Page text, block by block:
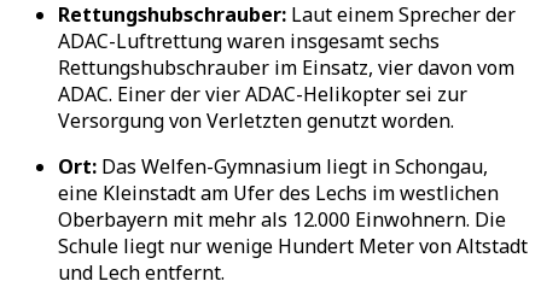
Rettungshubschrauber: Laut einem Sprecher der
ADAC-Luftrettung waren insgesamt sechs
Rettungshubschrauber im Einsatz, vier davon vom
ADAC. Einer der vier ADAC-Helikopter sei zur
Versorgung von Verletzten genutzt worden.
Ort: Das Welfen-Gymnasium liegt in Schongau,
eine Kleinstadt am Ufer des Lechs im westlichen
Oberbayern mit mehr als 12.000 Einwohnern. Die
Schule liegt nur wenige Hundert Meter von Altstadt
und Lech entfernt.